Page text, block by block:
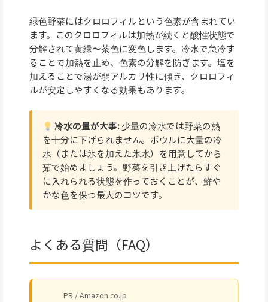
緑色野菜にはクロロフィルという色素が含まれてい
ます。このクロロフィルは加熱が続くと酸性状態で
分解されて黄緑〜茶色に変色します。冷水で急冷す
ることで加熱を止め、色素の分解を防ぎます。塩を
加えることで湯が弱アルカリ性に傾き、クロロフィ
ルが安定しやすくなる効果もあります。
冷水の量が大事:少量の冷水では野菜の熱
を十分に下げられません。ボウルに大量の冷
水（または氷を加えた氷水）を用意してから
茹で始めましょう。野菜を引き上げたらすぐ
に入れられる状態を作っておくことが、鮮や
かな色を保つ最大のコツです。
よくある質問（FAQ）
PR / Amazon.co.jp